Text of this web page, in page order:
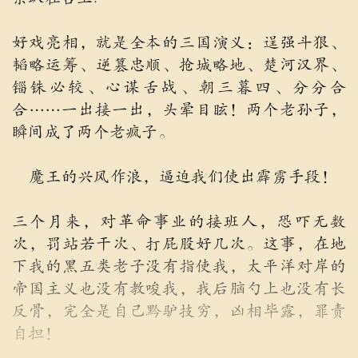
好戏亮相，就是全本的三国演义：逞强斗狠、
韬略运筹、逆篡忠顺、抢城略地、楚河汉界、
锱铢必较、心谋舌战、朝三暮四、分分合
合……一出接一出，头晕目眩！两个老孙子，
瞬间成了两个老疯子。
魔王的兴风作浪，逼迫我们使出霹雳手段！
三个月来，对革命事业的接班人，恐吓无数
次，罚站若干次、打屁股好几次。这事，在地
下我的黑五类老子没有指使我，太平洋对岸的
帝国主义也没有教唆我，我后脑勺上也没有长
反骨，完全是自己黔驴技穷，凶相毕露，罪责
自担！